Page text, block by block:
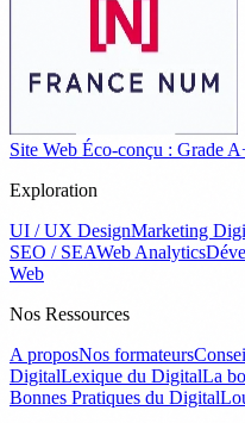
Site Web Éco-conçu : Grade
Exploration
UI / UX DesignMarketing
SEO / SEAWeb Analytics
Web
Nos Ressources
A proposNos formateurs
DigitalLexique du DigitalLa
Bonnes Pratiques du Digital